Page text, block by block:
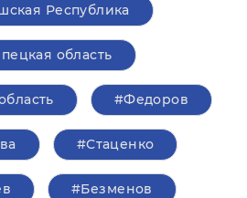
Республика
область
#Федоров
#Стаценко
#Безменов